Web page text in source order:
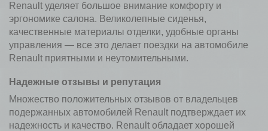
Renault уделяет большое внимание комфорту и
эргономике салона. Великолепные сиденья,
качественные материалы отделки, удобные органы
управления — все это делает поездки на автомобиле
Renault приятными и неутомительными.
Надежные отзывы и репутация
Множество положительных отзывов от владельцев
подержанных автомобилей Renault подтверждает их
надежность и качество. Renault обладает хорошей